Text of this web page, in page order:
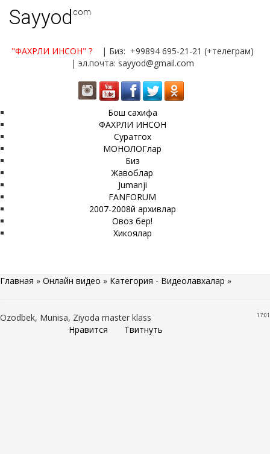
Sayyod.com
"ФАХРЛИ ИНСОН" ?
| Биз: +99894 695-21-21 (+телеграм)
| эл.почта: sayyod@gmail.com
Бош сахифа
ФАХРЛИ ИНСОН
Суратгох
МОНОЛОГлар
Биз
Жавоблар
Jumanji
FANFORUM
2007-2008й архивлар
Овоз бер!
Хикоялар
Главная » Онлайн видео » Категория - Видеолавхалар »
17:01
Ozodbek, Munisa, Ziyoda master klass
Нравится
Твитнуть